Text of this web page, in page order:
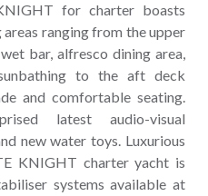
for charter boasts
ranging from the upper
bar, alfresco dining area,
to the aft deck
and comfortable seating.
latest audio-visual
new water toys. Luxurious
KNIGHT charter yacht is
systems available at